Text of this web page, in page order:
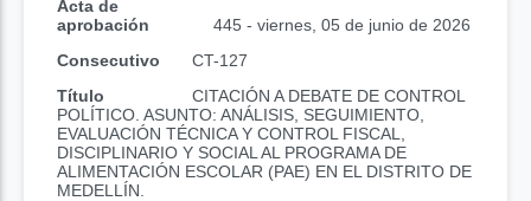
Acta de
aprobación
445 - viernes, 05 de junio de 2026
Consecutivo
CT-127
Título
CITACIÓN A DEBATE DE CONTROL
POLÍTICO. ASUNTO: ANÁLISIS, SEGUIMIENTO,
EVALUACIÓN TÉCNICA Y CONTROL FISCAL,
DISCIPLINARIO Y SOCIAL AL PROGRAMA DE
ALIMENTACIÓN ESCOLAR (PAE) EN EL DISTRITO DE
MEDELLÍN.